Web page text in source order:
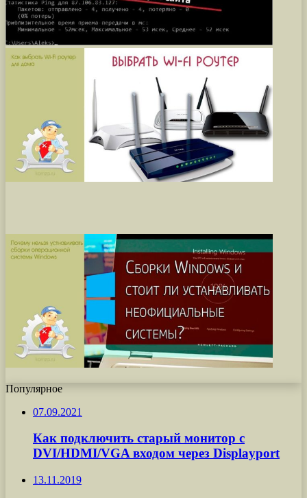
Популярное
07.09.2021
Как подключить старый монитор с
DVI/HDMI/VGA входом через Displayport
13.11.2019